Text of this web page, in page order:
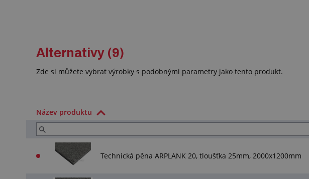
Alternativy (9)
Zde si můžete vybrat výrobky s podobnými parametry jako tento produkt.
Název produktu
Technická pěna ARPLANK 20, tloušťka 25mm, 2000x1200mm